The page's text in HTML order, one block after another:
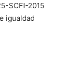
SCFI-2015
igualdad